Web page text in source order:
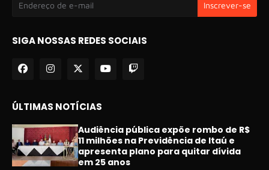
SIGA NOSSAS REDES SOCIAIS
ÚLTIMAS NOTÍCIAS
Audiência pública expõe rombo de R$
11 milhões na Previdência de Itaú e
apresenta plano para quitar dívida
em 25 anos